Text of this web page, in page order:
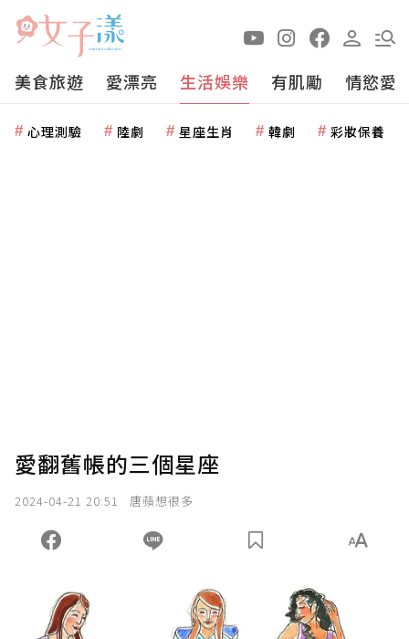
美食旅遊 愛漂亮 生活娛樂 有肌勵 情慾愛
心理測驗 陸劇 星座生肖 韓劇 彩妝保養
愛翻舊帳的三個星座
2024-04-21 20:51 唐蘋想很多